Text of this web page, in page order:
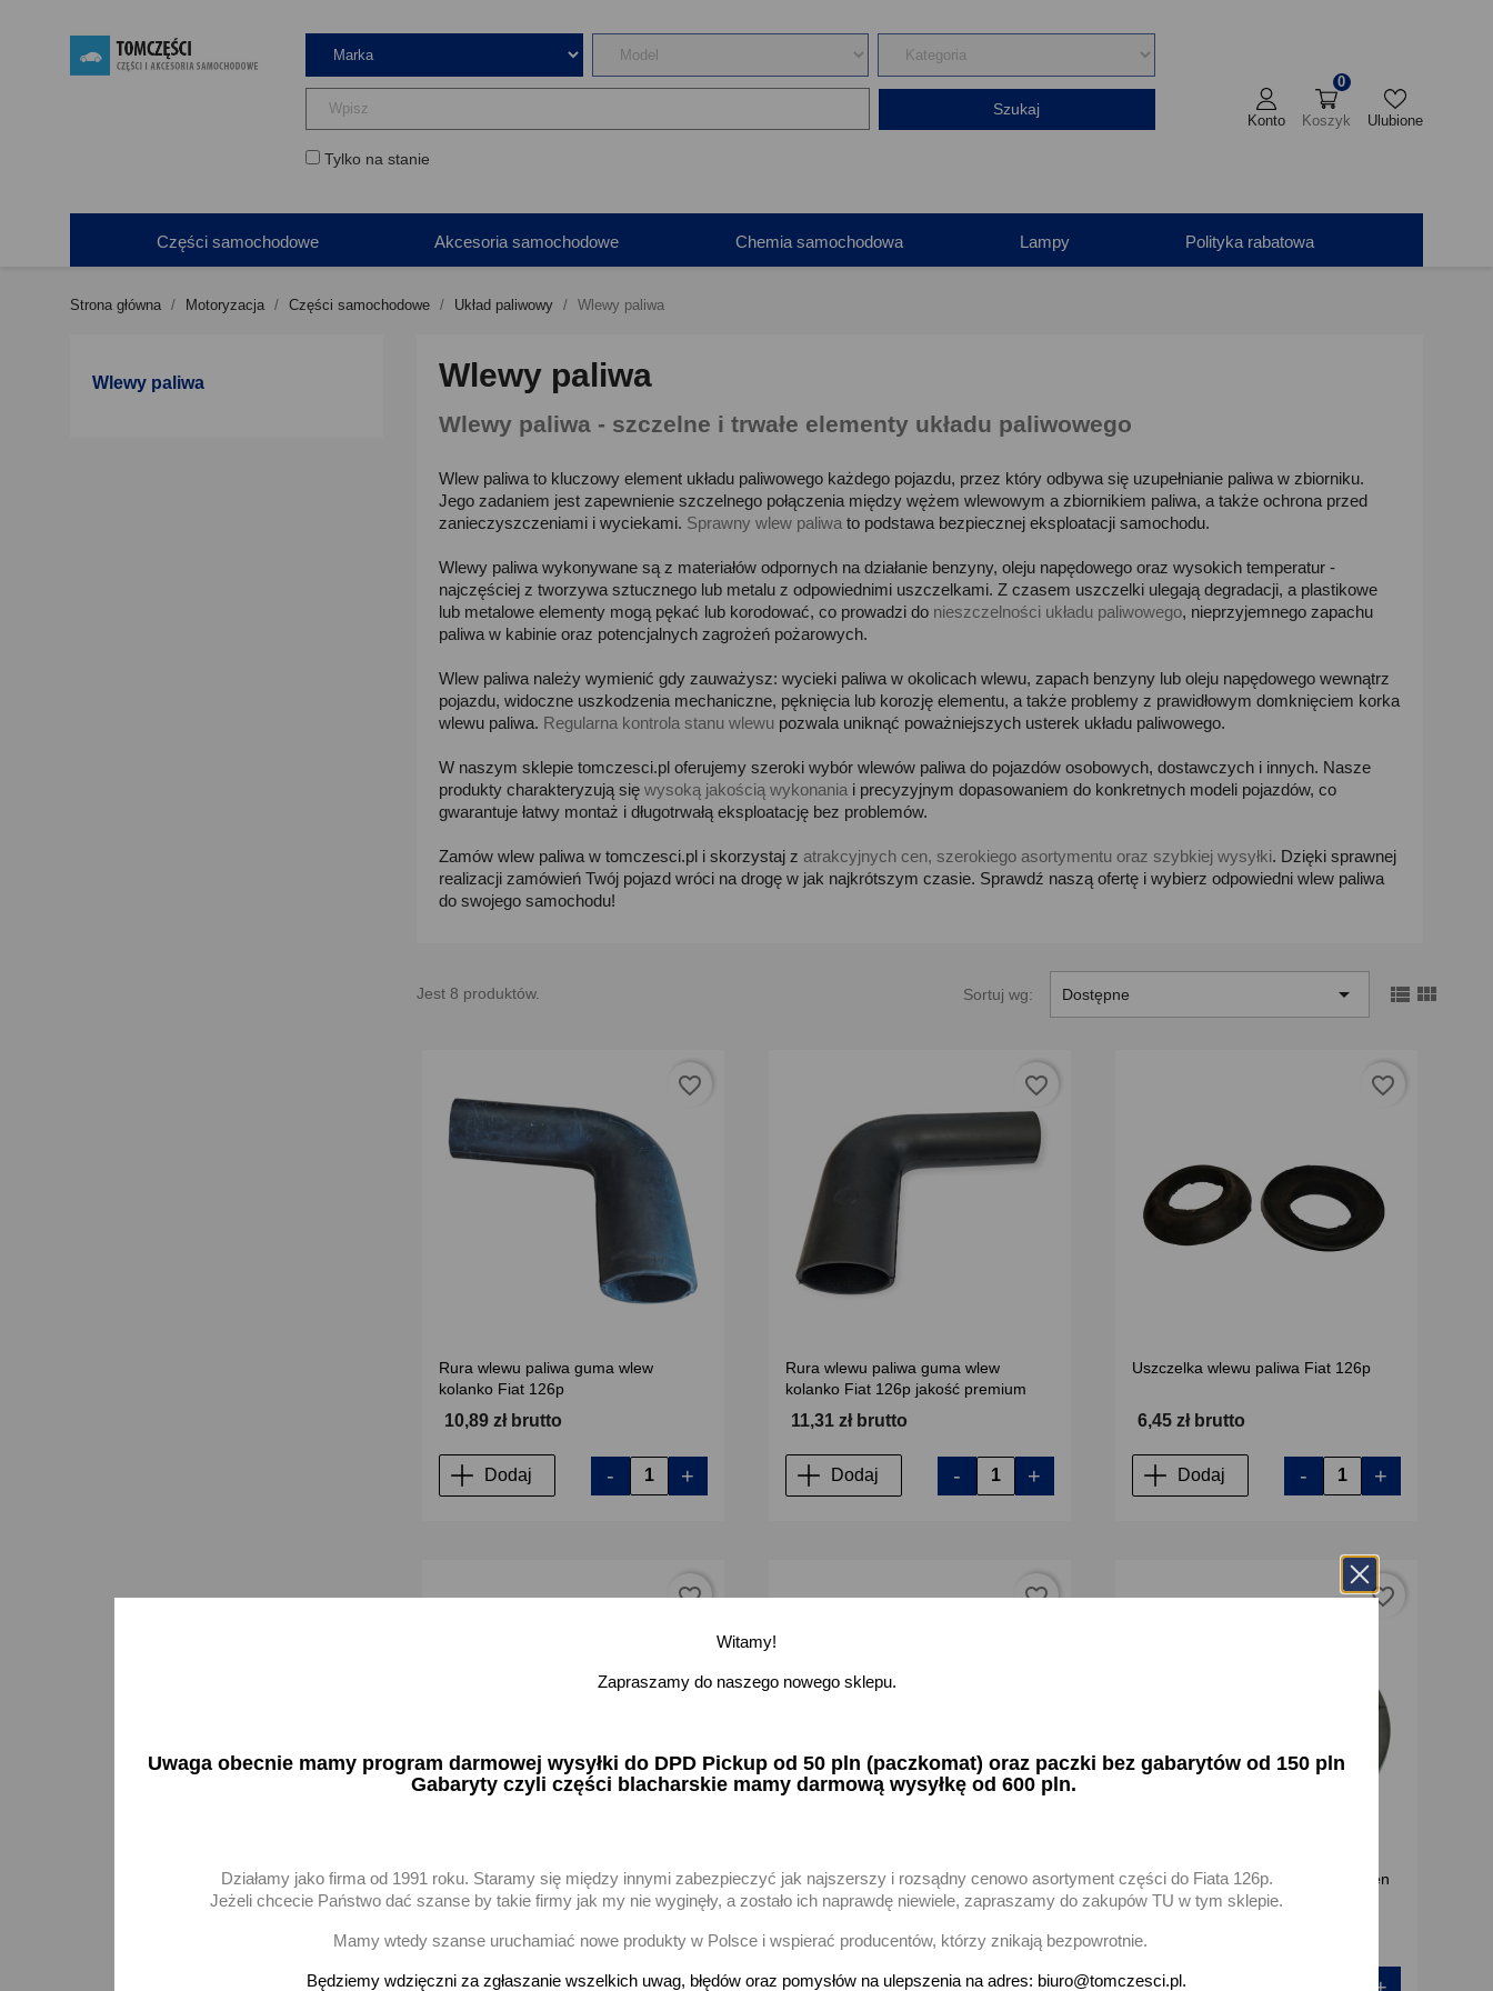
Tylko na stanie
Szukaj
Konto Koszyk
0
Ulubione
Części samochodowe Akcesoria samochodowe Chemia samochodowa Lampy Polityka rabatowa
Strona główna Motoryzacja Części samochodowe Układ paliwowy Wlewy paliwa
Wlewy paliwa Wlewy paliwa
Wlewy paliwa - szczelne i trwałe elementy układu paliwowego
Wlew paliwa to kluczowy element układu paliwowego każdego pojazdu, przez który odbywa się uzupełnianie paliwa w zbiorniku.
Jego zadaniem jest zapewnienie szczelnego połączenia między wężem wlewowym a zbiornikiem paliwa, a także ochrona przed
zanieczyszczeniami i wyciekami. Sprawny wlew paliwa to podstawa bezpiecznej eksploatacji samochodu.
Wlewy paliwa wykonywane są z materiałów odpornych na działanie benzyny, oleju napędowego oraz wysokich temperatur -
najczęściej z tworzywa sztucznego lub metalu z odpowiednimi uszczelkami. Z czasem uszczelki ulegają degradacji, a plastikowe
lub metalowe elementy mogą pękać lub korodować, co prowadzi do nieszczelności układu paliwowego, nieprzyjemnego zapachu
paliwa w kabinie oraz potencjalnych zagrożeń pożarowych.
Wlew paliwa należy wymienić gdy zauważysz: wycieki paliwa w okolicach wlewu, zapach benzyny lub oleju napędowego wewnątrz
pojazdu, widoczne uszkodzenia mechaniczne, pęknięcia lub korozję elementu, a także problemy z prawidłowym domknięciem korka
wlewu paliwa. Regularna kontrola stanu wlewu pozwala uniknąć poważniejszych usterek układu paliwowego.
W naszym sklepie tomczesci.pl oferujemy szeroki wybór wlewów paliwa do pojazdów osobowych, dostawczych i innych. Nasze
produkty charakteryzują się wysoką jakością wykonania i precyzyjnym dopasowaniem do konkretnych modeli pojazdów, co
gwarantuje łatwy montaż i długotrwałą eksploatację bez problemów.
Zamów wlew paliwa w tomczesci.pl i skorzystaj z atrakcyjnych cen, szerokiego asortymentu oraz szybkiej wysyłki. Dzięki sprawnej
realizacji zamówień Twój pojazd wróci na drogę w jak najkrótszym czasie. Sprawdź naszą ofertę i wybierz odpowiedni wlew paliwa
do swojego samochodu!
Jest 8 produktów. Sortuj wg: Dostępne   
Rura wlewu paliwa guma wlew
kolanko Fiat 126p
10,89 zł brutto
Dodaj - +
favorite_border
Rura wlewu paliwa guma wlew
kolanko Fiat 126p jakość premium
11,31 zł brutto
Dodaj - +
favorite_border
Uszczelka wlewu paliwa Fiat 126p
6,45 zł brutto
Dodaj - +
favorite_border
Rura wlewu paliwa wlew złącze
przewód zbiornika Polonez PN Caro
20,37 zł brutto
Dodaj - +
favorite_border
Łącznik rury wlewu paliwa Skoda 105
120
36,05 zł brutto
Dodaj - +
favorite_border
Osłona wlewu paliwa Fiat Cinquecen
700 900
Dodaj +
favorite_border
Witamy!
Zapraszamy do naszego nowego sklepu.
Uwaga obecnie mamy program darmowej wysyłki do DPD Pickup od 50 pln (paczkomat) oraz paczki bez gabarytów od 150 pln
Gabaryty czyli części blacharskie mamy darmową wysyłkę od 600 pln.
Działamy jako firma od 1991 roku. Staramy się między innymi zabezpieczyć jak najszerszy i rozsądny cenowo asortyment części do Fiata 126p.
Jeżeli chcecie Państwo dać szanse by takie firmy jak my nie wyginęły, a zostało ich naprawdę niewiele, zapraszamy do zakupów TU w tym sklepie.
Mamy wtedy szanse uruchamiać nowe produkty w Polsce i wspierać producentów, którzy znikają bezpowrotnie.
Będziemy wdzięczni za zgłaszanie wszelkich uwag, błędów oraz pomysłów na ulepszenia na adres: biuro@tomczesci.pl.